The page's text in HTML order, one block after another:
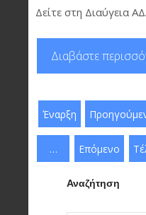
Δείτε στη Διαύγεια
Διαβάστε
Έναρξη
… Επόμενο
Αναζήτηση